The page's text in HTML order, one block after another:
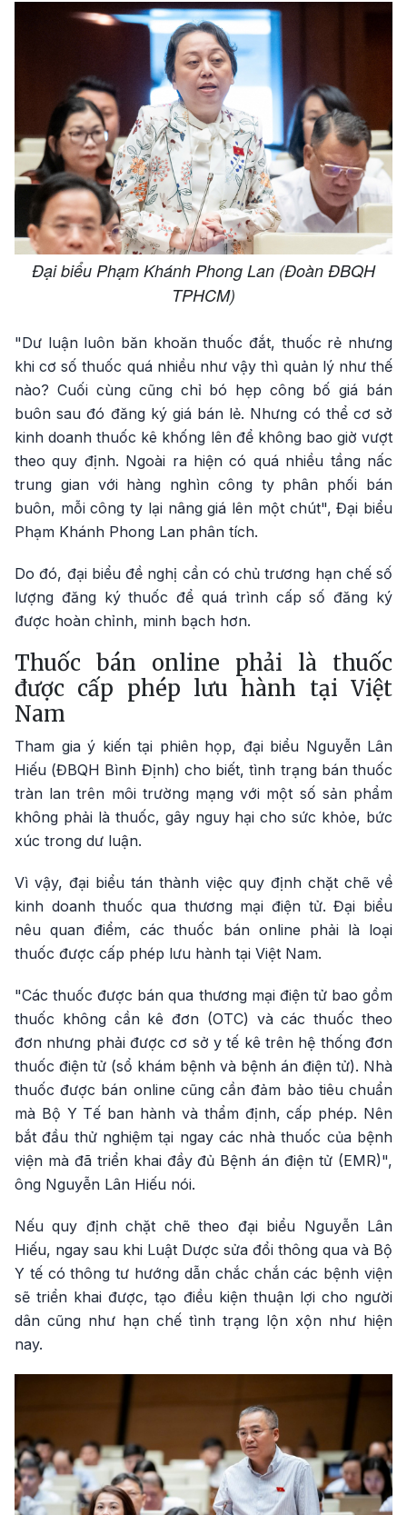
Đại biểu Phạm Khánh Phong Lan (Đoàn ĐBQH
TPHCM)
"Dư luận luôn băn khoăn thuốc đắt, thuốc rẻ nhưng
khi cơ số thuốc quá nhiều như vậy thì quản lý như thế
nào? Cuối cùng cũng chỉ bó hẹp công bố giá bán
buôn sau đó đăng ký giá bán lẻ. Nhưng có thể cơ sở
kinh doanh thuốc kê khống lên để không bao giờ vượt
theo quy định. Ngoài ra hiện có quá nhiều tầng nấc
trung gian với hàng nghìn công ty phân phối bán
buôn, mỗi công ty lại nâng giá lên một chút", Đại biểu
Phạm Khánh Phong Lan phân tích.
Do đó, đại biểu đề nghị cần có chủ trương hạn chế số
lượng đăng ký thuốc để quá trình cấp số đăng ký
được hoàn chỉnh, minh bạch hơn.
Thuốc bán online phải là thuốc
được cấp phép lưu hành tại Việt
Nam
Tham gia ý kiến tại phiên họp, đại biểu Nguyễn Lân
Hiếu (ĐBQH Bình Định) cho biết, tình trạng bán thuốc
tràn lan trên môi trường mạng với một số sản phẩm
không phải là thuốc, gây nguy hại cho sức khỏe, bức
xúc trong dư luận.
Vì vậy, đại biểu tán thành việc quy định chặt chẽ về
kinh doanh thuốc qua thương mại điện tử. Đại biểu
nêu quan điểm, các thuốc bán online phải là loại
thuốc được cấp phép lưu hành tại Việt Nam.
"Các thuốc được bán qua thương mại điện tử bao gồm
thuốc không cần kê đơn (OTC) và các thuốc theo
đơn nhưng phải được cơ sở y tế kê trên hệ thống đơn
thuốc điện tử (sổ khám bệnh và bệnh án điện tử). Nhà
thuốc được bán online cũng cần đảm bảo tiêu chuẩn
mà Bộ Y Tế ban hành và thẩm định, cấp phép. Nên
bắt đầu thử nghiệm tại ngay các nhà thuốc của bệnh
viện mà đã triển khai đầy đủ Bệnh án điện tử (EMR)",
ông Nguyễn Lân Hiếu nói.
Nếu quy định chặt chẽ theo đại biểu Nguyễn Lân
Hiếu, ngay sau khi Luật Dược sửa đổi thông qua và Bộ
Y tế có thông tư hướng dẫn chắc chắn các bệnh viện
sẽ triển khai được, tạo điều kiện thuận lợi cho người
dân cũng như hạn chế tình trạng lộn xộn như hiện
nay.